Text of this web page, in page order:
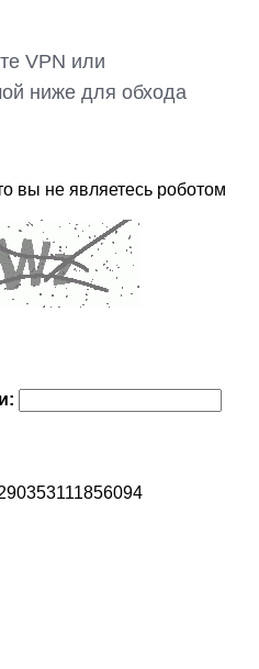
VPN или
ниже для обхода
вы не являетесь роботом